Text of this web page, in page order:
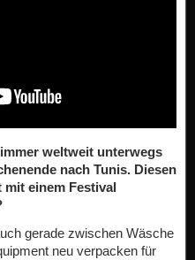
weltweit unterwegs
nach Tunis. Diesen
einem Festival
gerade zwischen Wäsche
neu verpacken für